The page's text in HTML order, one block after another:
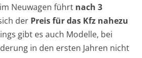
Neuwagen führt nach 3
der Preis für das Kfz nahezu
gibt es auch Modelle, bei
in den ersten Jahren nicht